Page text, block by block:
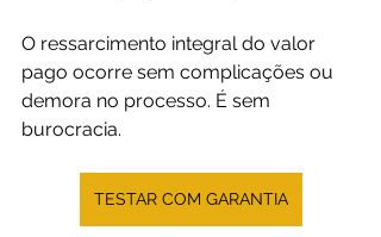
O ressarcimento integral do valor
pago ocorre sem complicações ou
demora no processo. É sem
burocracia.
TESTAR COM GARANTIA